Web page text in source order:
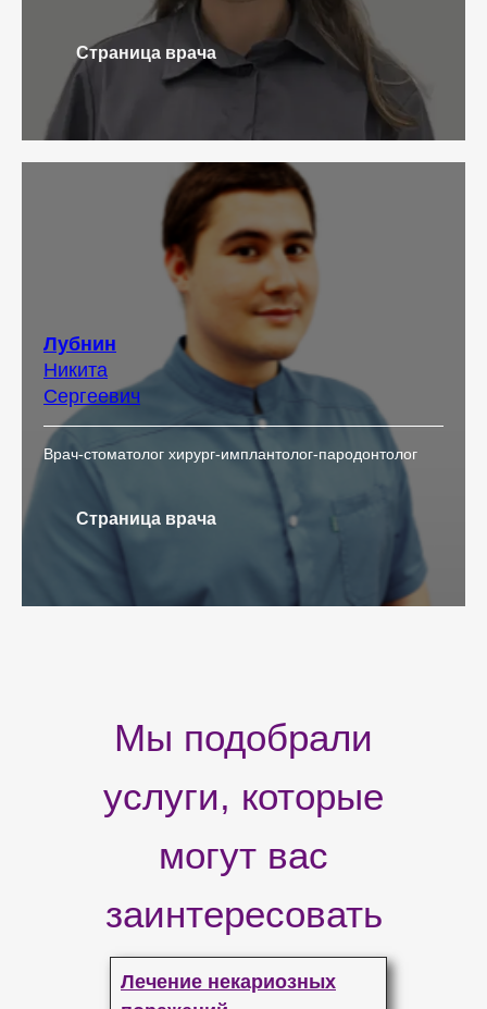
Страница врача
Лубнин
Никита
Сергеевич
Врач-стоматолог хирург-имплантолог-пародонтолог
Страница врача
Мы подобрали
услуги, которые
могут вас
заинтересовать
Лечение некариозных